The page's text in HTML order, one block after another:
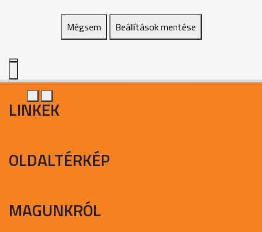
Mégsem Beállítások mentése
LINKEK
OLDALTÉRKÉP
MAGUNKRÓL